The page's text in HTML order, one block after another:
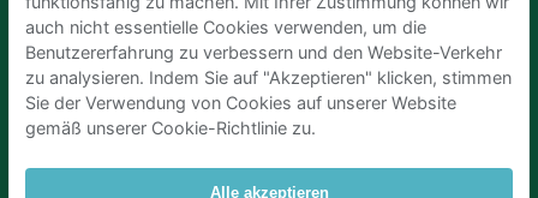
Französisch
Italienisch
Niederländisch
auch nicht essentielle Cookies verwenden, um die
Benutzererfahrung zu verbessern und den Website-Verkehr
zu analysieren. Indem Sie auf "Akzeptieren" klicken, stimmen
Sie der Verwendung von Cookies auf unserer Website
gemäß unserer Cookie-Richtlinie zu.
Alle akzeptieren